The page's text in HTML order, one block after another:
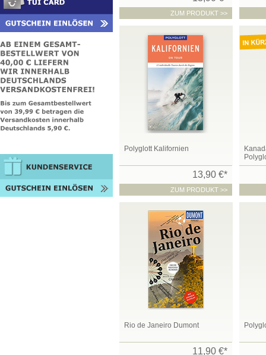
ZUM PRODUKT >>
Polyglott Kalifornien
13,90 €*
ZUM PRODUKT >>
Rio de Janeiro Dumont
11,90 €*